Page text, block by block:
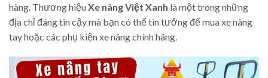
hàng. Thương hiệuXe nâng Việt Xanh là một trong những
địa chỉ đáng tin cậy mà bạn có thể tin tưởng để mua xe nâng
tay hoặc các phụ kiện xe nâng chính hãng.